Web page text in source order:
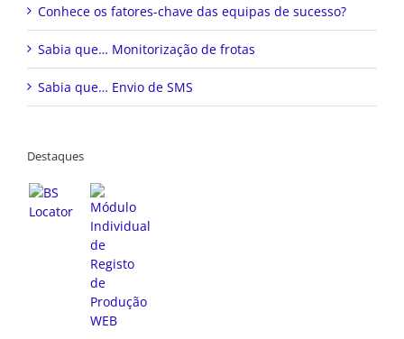
Sabia que… Monitorização de frotas
Sabia que… Envio de SMS